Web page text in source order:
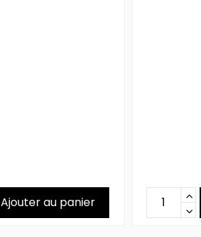
Ajouter au panier